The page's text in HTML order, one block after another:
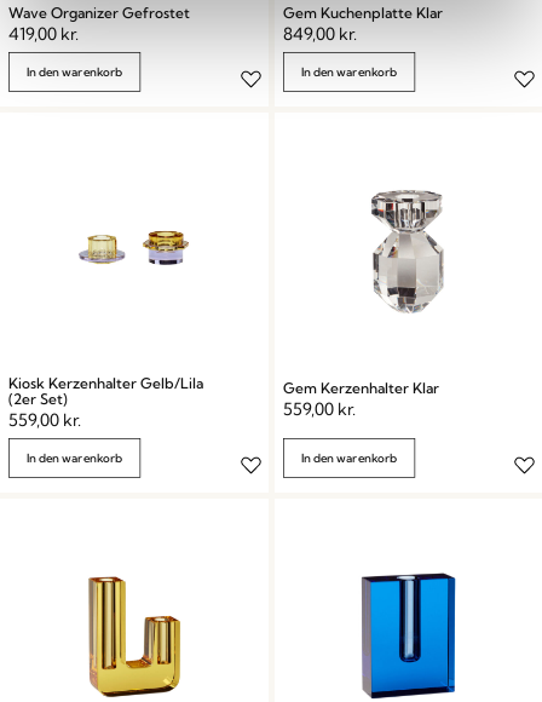
Wave Organizer Gefrostet
419,00 kr.
In den warenkorb
Gem Kuchenplatte Klar
849,00 kr.
In den warenkorb
Kiosk Kerzenhalter Gelb/Lila
(2er Set)
559,00 kr.
In den warenkorb
Gem Kerzenhalter Klar
559,00 kr.
In den warenkorb